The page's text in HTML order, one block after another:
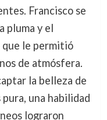
Francisco se
pluma y el
que le permitió
de atmósfera.
la belleza de
una habilidad
lograron